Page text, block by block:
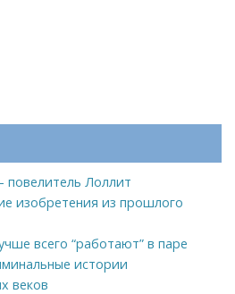
Лоллит
изобретения из прошлого
всего “работают” в паре
истории
веков